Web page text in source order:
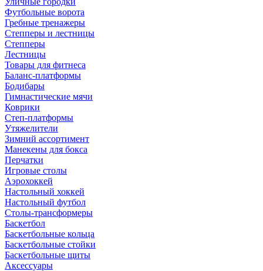
Футбольные ворота
Гребные тренажеры
Степперы и лестницы
Степперы
Лестницы
Товары для фитнеса
Баланс-платформы
Бодибары
Гимнастические мячи
Коврики
Степ-платформы
Утяжелители
Зимний ассортимент
Манекены для бокса
Перчатки
Игровые столы
Аэрохоккей
Настольный хоккей
Настольный футбол
Столы-трансформеры
Баскетбол
Баскетбольные кольца
Баскетбольные стойки
Баскетбольные щиты
Аксессуары